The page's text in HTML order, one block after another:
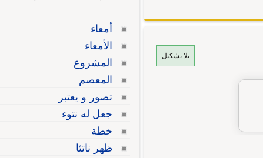
بلا تشكيل
أمعاء
الأمعاء
المشروع
المعصم
تصور و يعتبر
جعل له نتوء
خطة
ظهر ناتئا